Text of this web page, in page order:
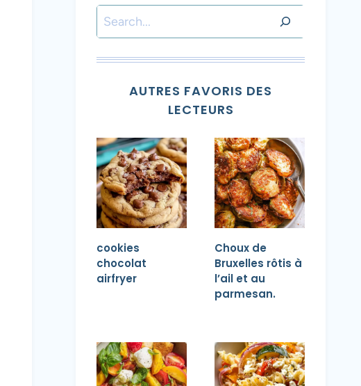
Rechercher
AUTRES FAVORIS DES
LECTEURS
cookies
chocolat
airfryer
Choux de
Bruxelles rôtis à
l’ail et au
parmesan.